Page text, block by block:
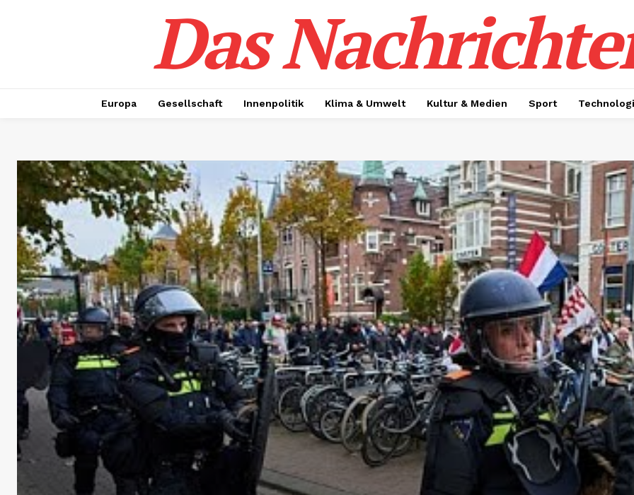
Das
Europa Gesellschaft Innenpolitik Klima & Umwelt Kultur & Medien Sport